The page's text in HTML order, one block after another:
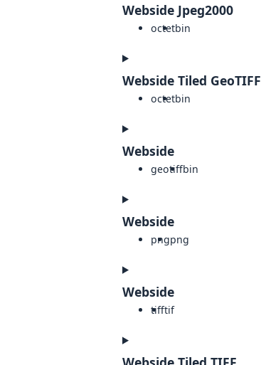
Webside Jpeg2000
octetbin
Webside Tiled GeoTIFF
octetbin
Webside
geotiffbin
Webside
pngpng
Webside
tifftif